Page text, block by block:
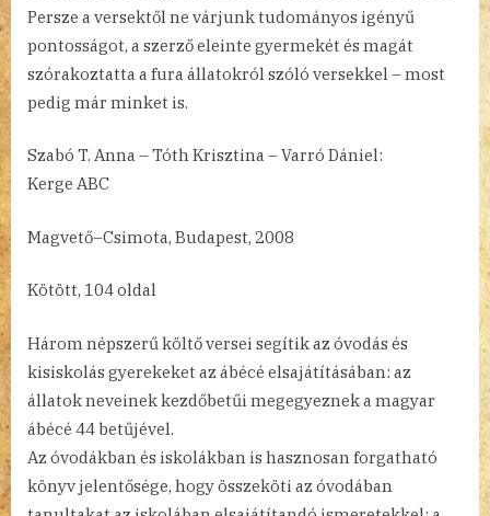
Persze a versektől ne várjunk tudományos igényű
pontosságot, a szerző eleinte gyermekét és magát
szórakoztatta a fura állatokról szóló versekkel – most
pedig már minket is.
Szabó T. Anna – Tóth Krisztina – Varró Dániel:
Kerge ABC
Magvető–Csimota, Budapest, 2008
Kötött, 104 oldal
Három népszerű költő versei segítik az óvodás és
kisiskolás gyerekeket az ábécé elsajátításában: az
állatok neveinek kezdőbetűi megegyeznek a magyar
ábécé 44 betűjével.
Az óvodákban és iskolákban is hasznosan forgatható
könyv jelentősége, hogy összeköti az óvodában